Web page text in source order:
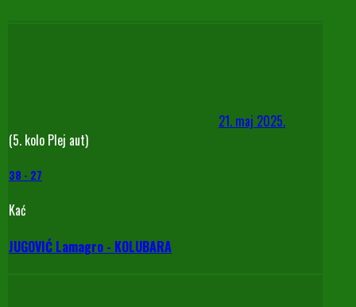
21. maj 2025.
(5. kolo Plej aut)
38 - 27
Kać
JUGOVIĆ Lamagro - KOLUBARA